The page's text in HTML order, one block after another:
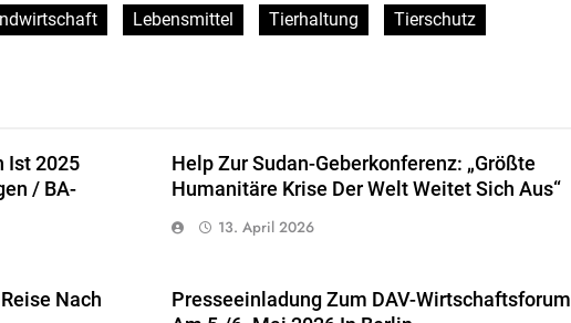
Lebensmittel Tierhaltung Tierschutz
Ist 2025
/ BA-
Help Zur Sudan-Geberkonferenz: „Größte
Humanitäre Krise Der Welt Weitet Sich Aus“
13. April 2026
Nach
Presseeinladung Zum DAV-Wirtschaftsforum